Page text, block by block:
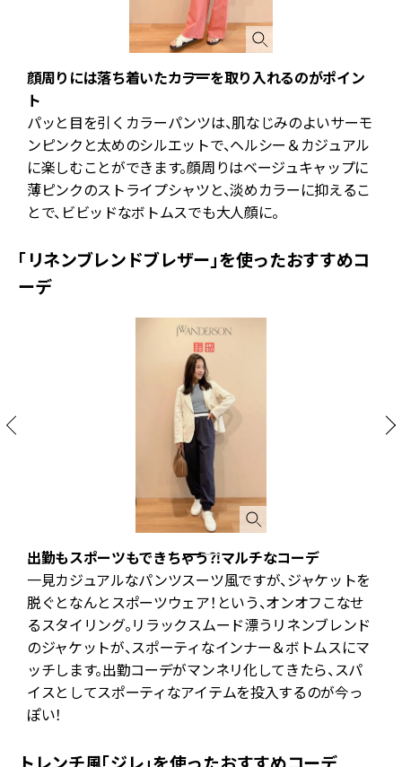
顔周りには落ち着いたカラーを取り入れるのがポイン
ト
パッと目を引くカラーパンツは、肌なじみのよいサーモ
ンピンクと太めのシルエットで、ヘルシー＆カジュアル
に楽しむことができます。顔周りはベージュキャップに
薄ピンクのストライプシャツと、淡めカラーに抑えるこ
とで、ビビッドなボトムスでも大人顔に。
「リネンブレンドブレザー」を使ったおすすめコ
ーデ
出勤もスポーツもできちゃう⁈マルチなコーデ
一見カジュアルなパンツスーツ風ですが、ジャケットを
脱ぐとなんとスポーツウェア！という、オンオフこなせ
るスタイリング。リラックスムード漂うリネンブレンド
のジャケットが、スポーティなインナー＆ボトムスにマ
ッチします。出勤コーデがマンネリ化してきたら、スパ
イスとしてスポーティなアイテムを投入するのが今っ
ぽい！
トレンチ風「ジレ」を使ったおすすめコーデ